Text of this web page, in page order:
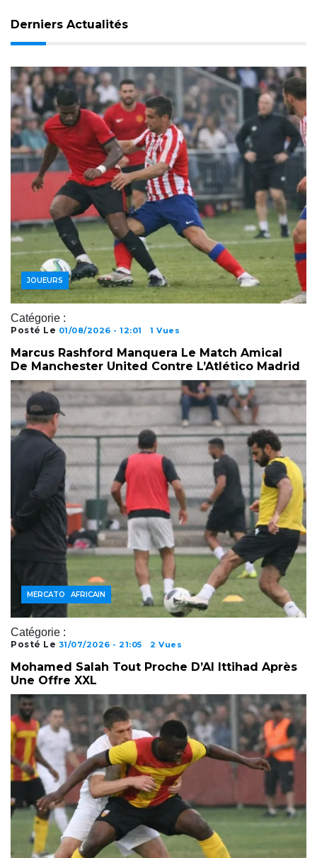
Derniers Actualités
Catégorie :
JOUEURS
Posté Le 01/08/2026 - 12:01 1 Vues
Marcus Rashford Manquera Le Match Amical
De Manchester United Contre L’Atlético Madrid
Catégorie :
FOOTBALL AFRICAIN
JOUEURS
MERCATO
Posté Le 31/07/2026 - 21:05 2 Vues
Mohamed Salah Tout Proche D’Al Ittihad Après
Une Offre XXL